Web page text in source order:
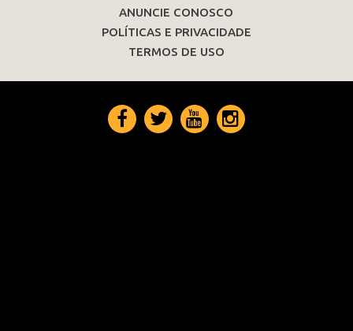
ANUNCIE CONOSCO
POLÍTICAS E PRIVACIDADE
TERMOS DE USO